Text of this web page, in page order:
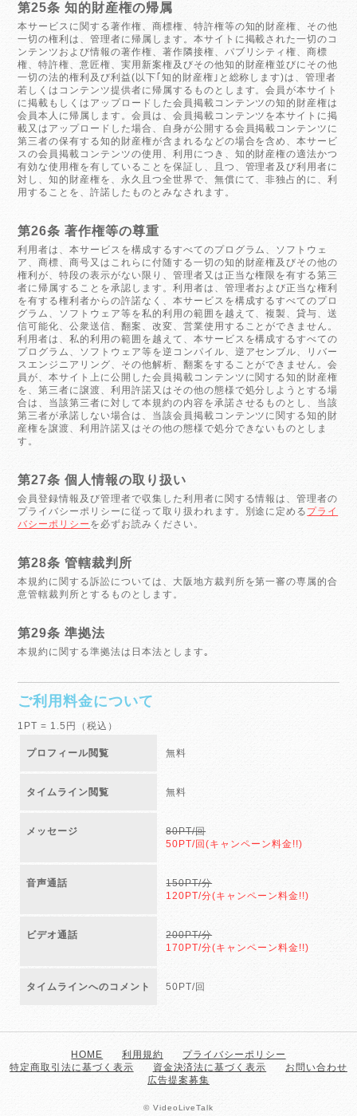
第25条 知的財産権の帰属
本サービスに関する著作権、商標権、特許権等の知的財産権、その他
一切の権利は、管理者に帰属します。本サイトに掲載された一切のコ
ンテンツおよび情報の著作権、著作隣接権、パブリシティ権、商標
権、特許権、意匠権、実用新案権及びその他知的財産権並びにその他
一切の法的権利及び利益(以下｢知的財産権｣と総称します)は、管理者
若しくはコンテンツ提供者に帰属するものとします。会員が本サイト
に掲載もしくはアップロードした会員掲載コンテンツの知的財産権は
会員本人に帰属します。会員は、会員掲載コンテンツを本サイトに掲
載又はアップロードした場合、自身が公開する会員掲載コンテンツに
第三者の保有する知的財産権が含まれるなどの場合を含め、本サービ
スの会員掲載コンテンツの使用、利用につき、知的財産権の適法かつ
有効な使用権を有していることを保証し、且つ、管理者及び利用者に
対し、知的財産権を、永久且つ全世界で、無償にて、非独占的に、利
用することを、許諾したものとみなされます。
第26条 著作権等の尊重
利用者は、本サービスを構成するすべてのプログラム、ソフトウェ
ア、商標、商号又はこれらに付随する一切の知的財産権及びその他の
権利が、特段の表示がない限り、管理者又は正当な権限を有する第三
者に帰属することを承認します。利用者は、管理者および正当な権利
を有する権利者からの許諾なく、本サービスを構成するすべてのプロ
グラム、ソフトウェア等を私的利用の範囲を越えて、複製、貸与、送
信可能化、公衆送信、翻案、改変、営業使用することができません。
利用者は、私的利用の範囲を越えて、本サービスを構成するすべての
プログラム、ソフトウェア等を逆コンパイル、逆アセンブル、リバー
スエンジニアリング、その他解析、翻案をすることができません。会
員が、本サイト上に公開した会員掲載コンテンツに関する知的財産権
を、第三者に譲渡、利用許諾又はその他の態様で処分しようとする場
合は、当該第三者に対して本規約の内容を承諾させるものとし、当該
第三者が承諾しない場合は、当該会員掲載コンテンツに関する知的財
産権を譲渡、利用許諾又はその他の態様で処分できないものとしま
す。
第27条 個人情報の取り扱い
会員登録情報及び管理者で収集した利用者に関する情報は、管理者の
プライバシーポリシーに従って取り扱われます。別途に定める プライ
バシーポリシー を必ずお読みください。
第28条 管轄裁判所
本規約に関する訴訟については、大阪地方裁判所を第一審の専属的合
意管轄裁判所とするものとします。
第29条 準拠法
本規約に関する準拠法は日本法とします｡
ご利用料金について
1PT = 1.5円（税込）
プロフィール閲覧 無料
タイムライン閲覧 無料
メッセージ
80PT/回
50PT/回(キャンペーン料金!!)
音声通話
150PT/分
120PT/分(キャンペーン料金!!)
ビデオ通話
200PT/分
170PT/分(キャンペーン料金!!)
タイムラインへのコメント 50PT/回
HOME 利用規約
プライバシーポリシー
特定商取引法に基づく表示
資金決済法に基づく表示
お問い合わせ
広告提案募集
© VideoLiveTalk